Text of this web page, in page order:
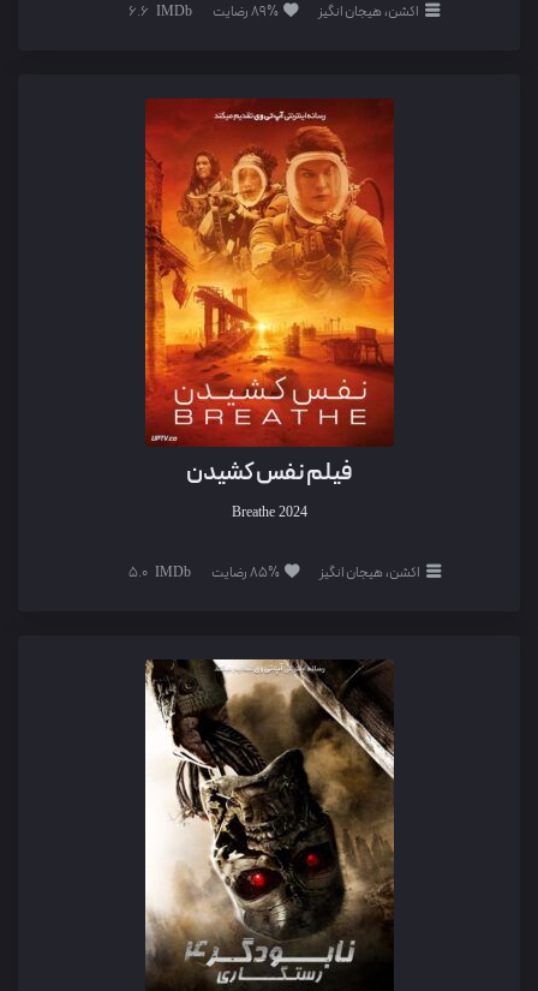
اکشن، هیجان انگیز 89% رضایت
فیلم نفس کشیدن
Breathe 2024
اکشن، هیجان انگیز 85% رضایت 5.0